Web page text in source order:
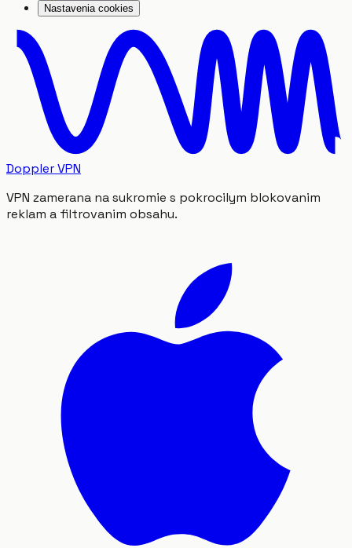
Nastavenia cookies
Doppler VPN
VPN zamerana na sukromie s pokrocilym blokovanim
reklam a filtrovanim obsahu.